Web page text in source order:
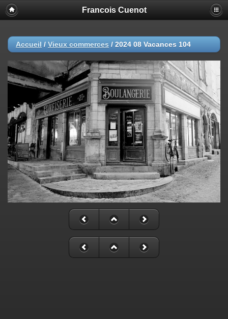
Francois Cuenot
Accueil / Vieux commerces / 2024 08 Vacances 104